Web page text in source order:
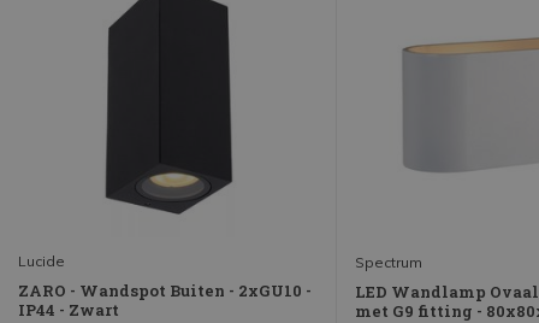
Lucide
ZARO - Wandspot Buiten - 2xGU10 -
IP44 - Zwart
Spectrum
LED Wandlamp
met G9 fitting -